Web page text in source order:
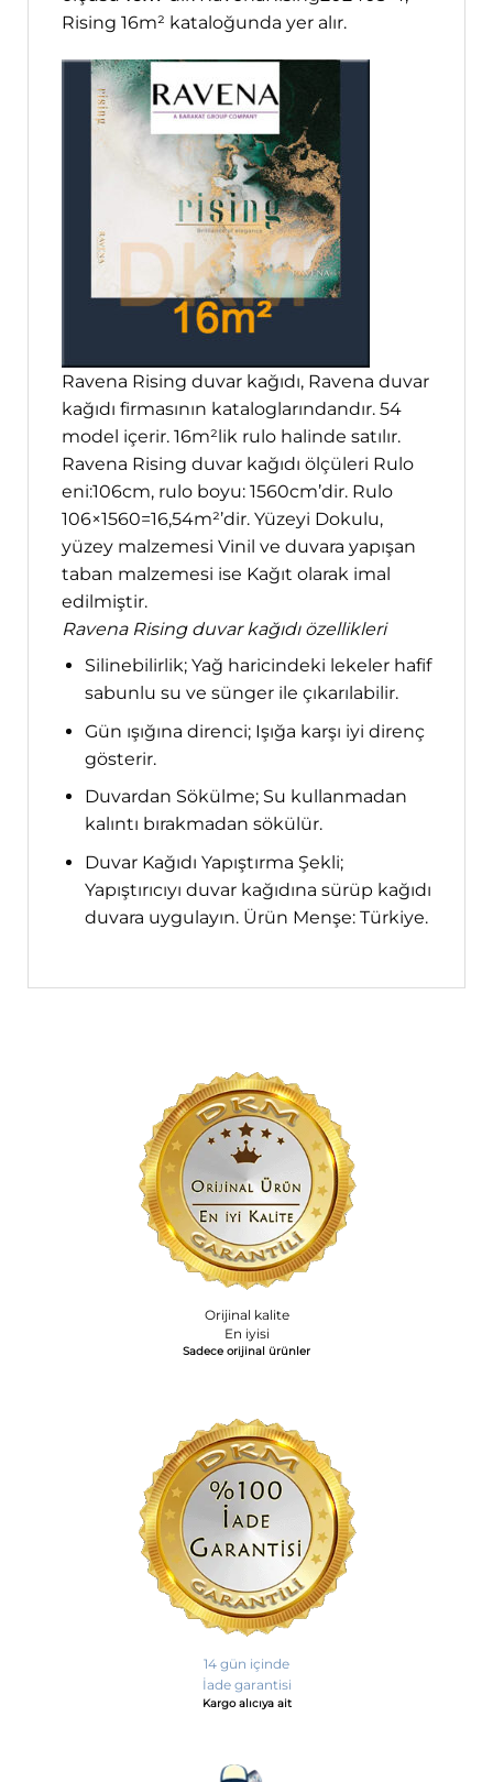
Rising 16m² kataloğunda yer alır.
Ravena Rising duvar kağıdı, Ravena duvar
kağıdı firmasının kataloglarındandır. 54
model içerir. 16m²lik rulo halinde satılır.
Ravena Rising duvar kağıdı ölçüleri Rulo
eni:106cm, rulo boyu: 1560cm’dir. Rulo
106×1560=16,54m²’dir. Yüzeyi Dokulu,
yüzey malzemesi Vinil ve duvara yapışan
taban malzemesi ise Kağıt olarak imal
edilmiştir.
Ravena Rising duvar kağıdı özellikleri
Silinebilirlik; Yağ haricindeki lekeler hafif
sabunlu su ve sünger ile çıkarılabilir.
Gün ışığına direnci; Işığa karşı iyi direnç
gösterir.
Duvardan Sökülme; Su kullanmadan
kalıntı bırakmadan sökülür.
Duvar Kağıdı Yapıştırma Şekli;
Yapıştırıcıyı duvar kağıdına sürüp kağıdı
duvara uygulayın. Ürün Menşe: Türkiye.
Orijinal kalite
En iyisi
Sadece orijinal ürünler
14 gün içinde
İade garantisi
Kargo alıcıya ait